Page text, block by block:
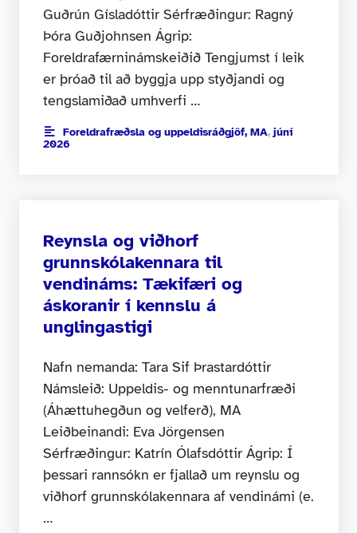
Guðrún Gísladóttir Sérfræðingur: Ragný
Þóra Guðjohnsen Ágrip:
Foreldrafærninámskeiðið Tengjumst í leik
er þróað til að byggja upp styðjandi og
tengslamiðað umhverfi …
Foreldrafræðsla og uppeldisráðgjöf, MA, júní
2026
Reynsla og viðhorf
grunnskólakennara til
vendináms: Tækifæri og
áskoranir í kennslu á
unglingastigi
Nafn nemanda: Tara Sif Þrastardóttir
Námsleið: Uppeldis- og menntunarfræði
(Áhættuhegðun og velferð), MA
Leiðbeinandi: Eva Jörgensen
Sérfræðingur: Katrín Ólafsdóttir Ágrip: Í
þessari rannsókn er fjallað um reynslu og
viðhorf grunnskólakennara af vendinámi (e.
…